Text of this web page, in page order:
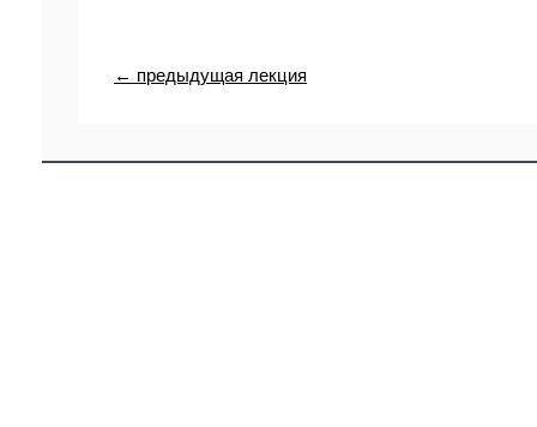
← предыдущая лекция